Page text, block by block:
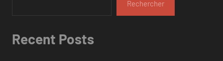
Rechercher
Recent Posts